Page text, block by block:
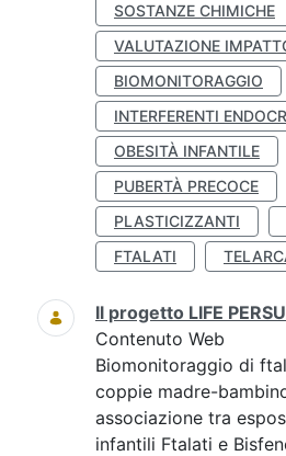
SOSTANZE CHIMICHE
VALUTAZIONE
BIOMONITORAGGIO
INTERFERENTI
OBESITÀ INFANTILE
PUBERTÀ PRECOCE
PLASTICIZZANTI
FTALATI
Il progetto LIFE
Contenuto Web
Biomonitoraggio di
coppie madre-
associazione tra
infantili Ftalati e